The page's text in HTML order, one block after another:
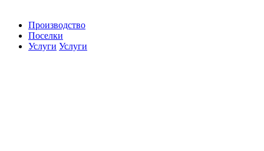
Производство
Поселки
Услуги Услуги